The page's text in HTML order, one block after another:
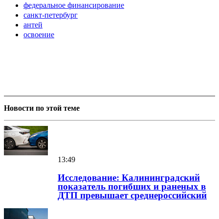
федеральное финансирование
санкт-петербург
антей
освоение
Новости по этой теме
13:49
Исследование: Калининградский
показатель погибших и раненых в
ДТП превышает среднероссийский